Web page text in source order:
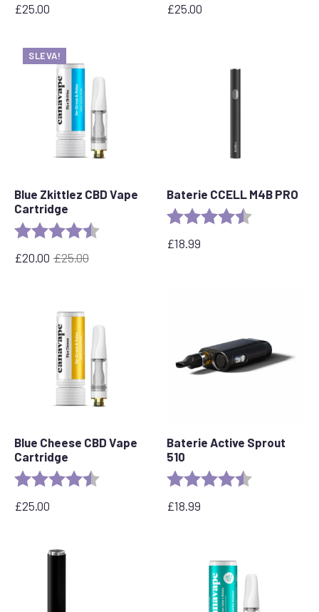
£25.00 £25.00
SLEVA!
Blue Zkittlez CBD Vape
Cartridge
Rating: 4.6 out of 5 stars
£25.00
Původní
£20.00
Aktuální
Baterie CCELL M4B PRO
Rating:
£18.99
Blue Cheese CBD Vape
Cartridge
Rating: 4.5 out of 5 stars
£25.00
Baterie Active Sprout
510
Rating:
£18.99